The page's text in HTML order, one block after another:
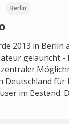
Berlin
2013 in Berlin
gelauncht -
Deutschland für
im Bestand.